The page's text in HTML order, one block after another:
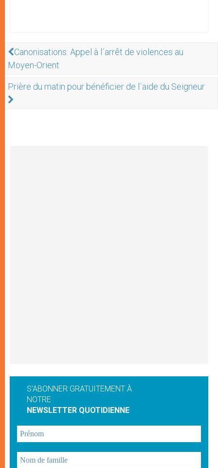
Canonisations: Appel à l´arrêt de violences au
Moyen-Orient
Prière du matin pour bénéficier de l´aide du Seigneur
S'ABONNER GRATUITEMENT À
NOTRE
NEWSLETTER QUOTIDIENNE